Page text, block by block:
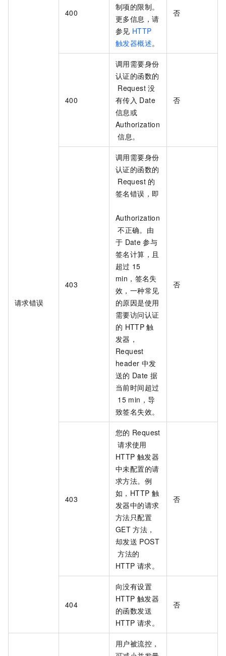
请求错误
400
制项的限制。
更多信息，请
参见 HTTP
触发器概述。
否
400
调用需要身份
认证的函数的
Request 没
有传入 Date
信息或
Authorization
信息。
否
403
调用需要身份
认证的函数的
Request 的
签名错误，即
Authorization
不正确。由
于 Date 参与
签名计算，且
超过 15
min，签名失
效，一种常见
的原因是使用
需要访问认证
的 HTTP 触
发器，
Request
header 中发
送的 Date 据
当前时间超过
15 min，导
致签名失效。
否
403
您的 Request
请求使用
HTTP 触发器
中未配置的请
求方法。例
如，HTTP 触
发器中的请求
方法只配置
GET 方法，
却发送 POST
方法的
HTTP 请求。
否
404
向没有设置
HTTP 触发器
的函数发送
HTTP 请求。
否
用户被流控，